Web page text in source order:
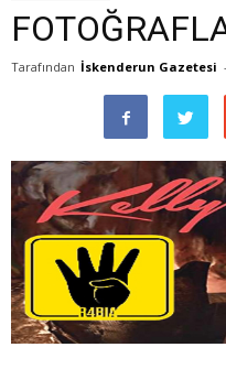
Tarafından İskenderun Gazetesi -